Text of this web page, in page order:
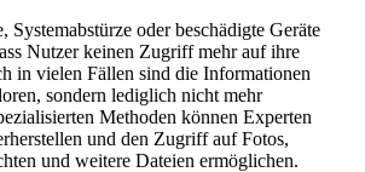
Systemabstürze oder beschädigte Geräte
Nutzer keinen Zugriff mehr auf ihre
in vielen Fällen sind die Informationen
sondern lediglich nicht mehr
Methoden können Experten
und den Zugriff auf Fotos,
und weitere Dateien ermöglichen.